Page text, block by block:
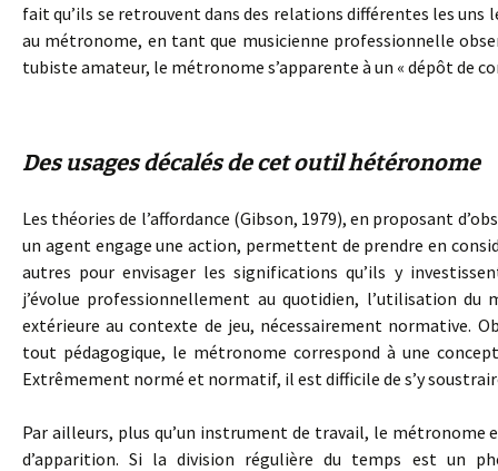
fait qu’ils se retrouvent dans des relations différentes les
au métronome, en tant que musicienne professionnelle
tubiste amateur, le métronome s’apparente à un « dépôt de
Des usages décalés de cet outil hétéronome
Les théories de l’affordance (Gibson, 1979), en proposant
un agent engage une action, permettent de prendre en
autres pour envisager les significations qu’ils y
j’évolue professionnellement au quotidien, l’utilisation
extérieure au contexte de jeu, nécessairement normative.
tout pédagogique, le métronome correspond à une
Extrêmement normé et normatif, il est difficile de s’y
Par ailleurs, plus qu’un instrument de travail, le métronome
d’apparition. Si la division régulière du temps est un